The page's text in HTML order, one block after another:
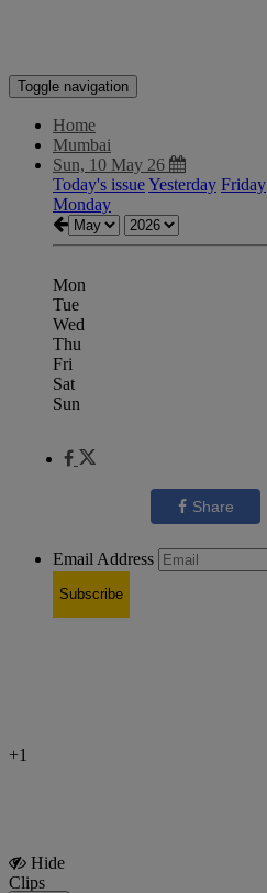
Toggle navigation
Home
Mumbai
Sun, 10 May 26
Today's issueYesterday Friday
Monday
Mon
Tue
Wed
Thu
Fri
Sat
Sun
Share
Email Address
Subscribe
+1
Hide
Clips